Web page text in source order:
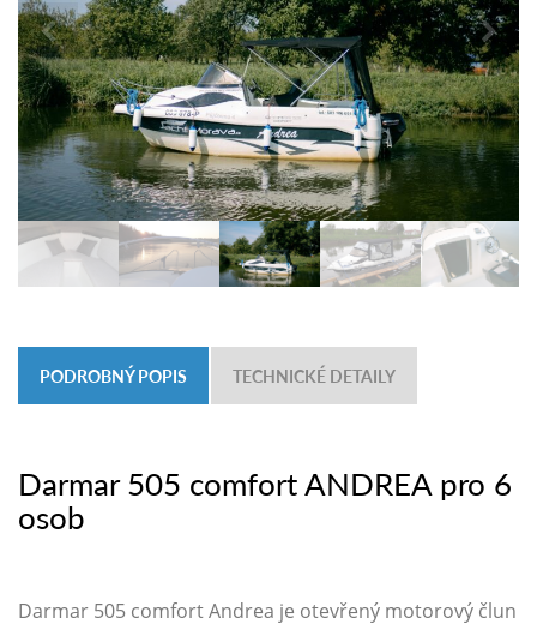
PODROBNÝ POPIS TECHNICKÉ DETAILY
Darmar 505 comfort ANDREA pro 6
osob
Darmar 505 comfort Andrea je otevřený motorový člun